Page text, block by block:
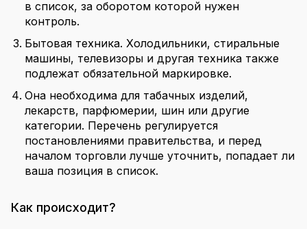
в список, за оборотом которой нужен
контроль.
Бытовая техника. Холодильники, стиральные
машины, телевизоры и другая техника также
подлежат обязательной маркировке.
Она необходима для табачных изделий,
лекарств, парфюмерии, шин или другие
категории. Перечень регулируется
постановлениями правительства, и перед
началом торговли лучше уточнить, попадает ли
ваша позиция в список.
Как происходит?